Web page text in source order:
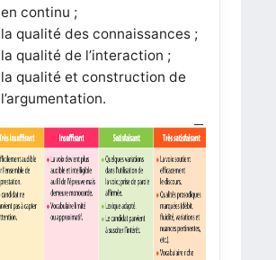
en continu ;
la qualité des connaissances ;
la qualité de l’interaction ;
la qualité et construction de
l’argumentation.